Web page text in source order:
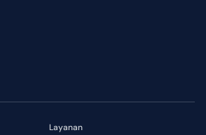
Layanan